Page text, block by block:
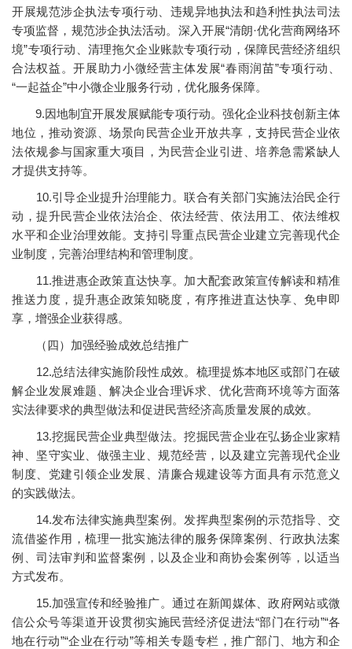
开展规范涉企执法专项行动、违规异地执法和趋利性执法司法
专项监督，规范涉企执法活动。深入开展“清朗·优化营商网络环
境”专项行动、清理拖欠企业账款专项行动，保障民营经济组织
合法权益。开展助力小微经营主体发展“春雨润苗”专项行动、
“一起益企”中小微企业服务行动，优化服务保障。
9.因地制宜开展发展赋能专项行动。强化企业科技创新主体
地位，推动资源、场景向民营企业开放共享，支持民营企业依
法依规参与国家重大项目，为民营企业引进、培养急需紧缺人
才提供支持等。
10.引导企业提升治理能力。联合有关部门实施法治民企行
动，提升民营企业依法治企、依法经营、依法用工、依法维权
水平和企业治理效能。支持引导重点民营企业建立完善现代企
业制度，完善治理结构和管理制度。
11.推进惠企政策直达快享。加大配套政策宣传解读和精准
推送力度，提升惠企政策知晓度，有序推进直达快享、免申即
享，增强企业获得感。
（四）加强经验成效总结推广
12.总结法律实施阶段性成效。梳理提炼本地区或部门在破
解企业发展难题、解决企业合理诉求、优化营商环境等方面落
实法律要求的典型做法和促进民营经济高质量发展的成效。
13.挖掘民营企业典型做法。挖掘民营企业在弘扬企业家精
神、坚守实业、做强主业、规范经营，以及建立完善现代企业
制度、党建引领企业发展、清廉合规建设等方面具有示范意义
的实践做法。
14.发布法律实施典型案例。发挥典型案例的示范指导、交
流借鉴作用，梳理一批实施法律的服务保障案例、行政执法案
例、司法审判和监督案例，以及企业和商协会案例等，以适当
方式发布。
15.加强宣传和经验推广。通过在新闻媒体、政府网站或微
信公众号等渠道开设贯彻实施民营经济促进法“部门在行动”“各
地在行动”“企业在行动”等相关专题专栏，推广部门、地方和企